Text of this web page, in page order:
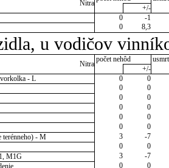
Nitra
+/-
0
-1
0 8,3
u vodičov
Nitra
počet nehôd
+/-
- L
0
0
0
0
0
0
0
0
0
0
0
0
terénneho) - M
3
-7
0
0
M1G
3
-7
0
0